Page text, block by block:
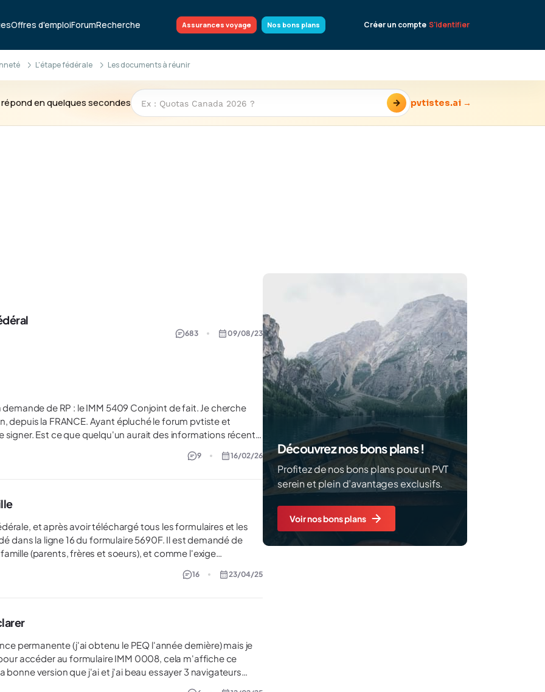
Offres d'emploiForumRecherche Assurances voyage Nos bons plans Créer un compte S'identifier
L'étape fédérale Les documents à réunir
en quelques secondes → pvtistes.ai →
683 09/08/23
épluché le forum pvtiste et
récente
(du forum). Peut être qu'il serai bien d'édité les anciens
9 16/02/26
et après avoir téléchargé tous les formulaires et les
dans la ligne 16 du formulaire 5690F. Il est demandé de
(parents, frères et soeurs), et comme l'exige
soient faites chez un photographe. Je suis un peu
la mobilité pour aller faire des photos chez le
16 23/04/25
accéder au formulaire IMM 0008, cela m'affiche ce
Découvrez nos bons plans !
Profitez de nos bons plans pour un PVT
serein et plein d’avantages exclusifs.
Voir nos bons plans